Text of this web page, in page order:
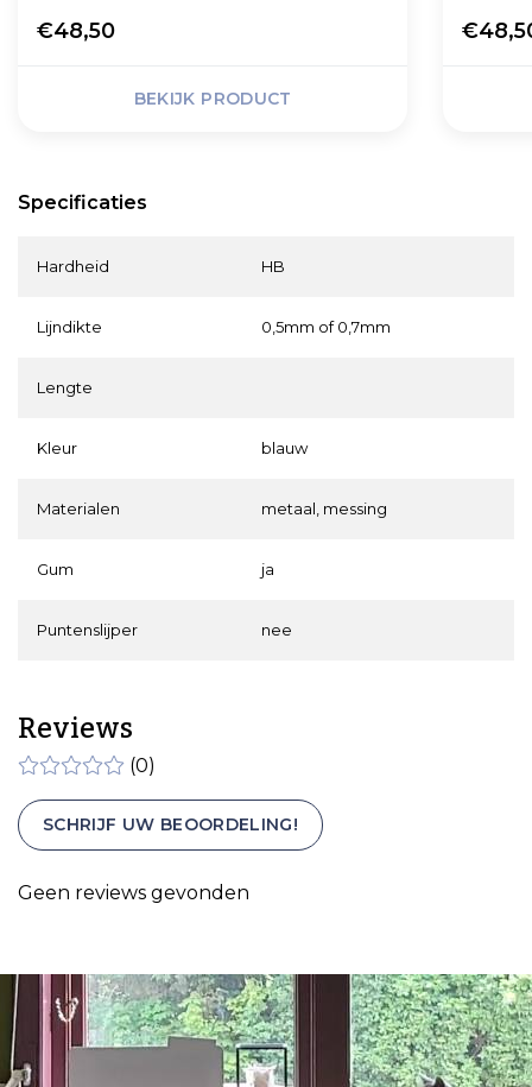
Specificaties
Hardheid HB
Lijndikte 0,5mm of 0,7mm
Lengte
Kleur blauw
Materialen metaal, messing
Gum ja
Puntenslijper nee
€48,50
BEKIJK PRODUCT
Reviews
(0)
SCHRIJF UW BEOORDELING!
Geen reviews gevonden